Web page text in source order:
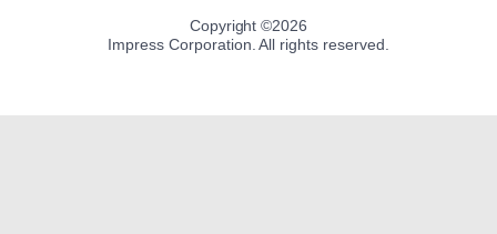
Copyright ©2026
Impress Corporation. All rights reserved.